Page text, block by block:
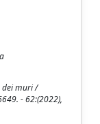
dei muri /
- 62:(2022),